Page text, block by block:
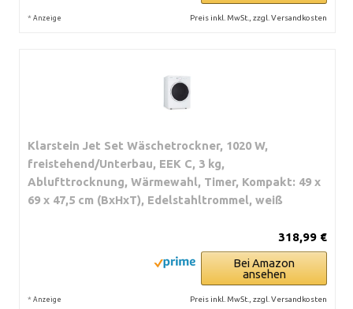
* Anzeige Preis inkl. MwSt., zzgl. Versandkosten
Klarstein Jet Set Wäschetrockner, 1020 W,
freistehend/Unterbau, EEK C, 3 kg,
Ablufttrocknung, Wärmewahl, Timer, Kompakt: 49 x
69 x 47,5 cm (BxHxT), Edelstahltrommel, weiß
318,99 €
Bei Amazon
ansehen
* Anzeige Preis inkl. MwSt., zzgl. Versandkosten